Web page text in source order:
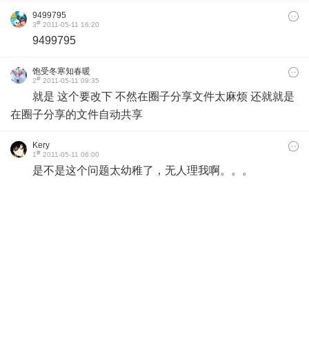
9499795
3# 2011-05-11 16:20
9499795
饱受冬寒知春暖
2# 2011-05-11 09:35
就是 这个要改下 不然在圈子分享文件太麻烦 还就就是
在圈子分享的文件自动共享
Kery
1# 2011-05-11 06:00
是不是这个问题太幼稚了，无人理我啊。。。